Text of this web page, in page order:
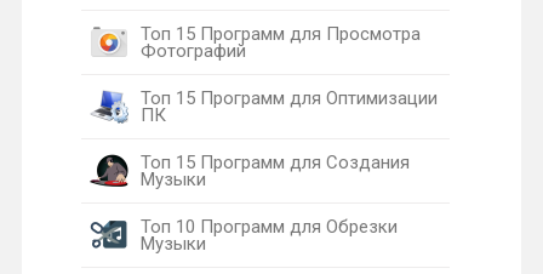
Топ 15 Программ для Просмотра
Фотографий
Топ 15 Программ для Оптимизации
ПК
Топ 15 Программ для Создания
Музыки
Топ 10 Программ для Обрезки
Музыки